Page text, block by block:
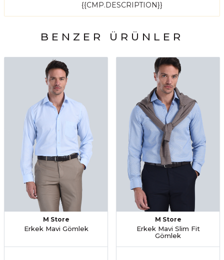
{{CMP.DESCRIPTION}}
BENZER ÜRÜNLER
M Store
Erkek Mavi Gömlek
M Store
Erkek Mavi Slim Fit
Gömlek